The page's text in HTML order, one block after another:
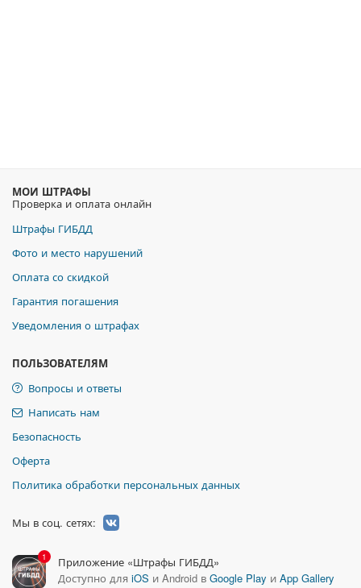
МОИ ШТРАФЫ
Проверка и оплата онлайн
Штрафы ГИБДД
Фото и место нарушений
Оплата со скидкой
Гарантия погашения
Уведомления о штрафах
ПОЛЬЗОВАТЕЛЯМ
Вопросы и ответы
Написать нам
Безопасность
Оферта
Политика обработки персональных данных
Мы в соц. сетях:
1
Приложение «Штрафы ГИБДД»
Доступно для iOS и Android в Google Play и App Gallery